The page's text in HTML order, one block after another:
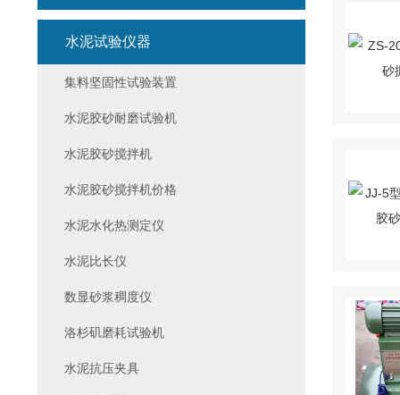
水泥试验仪器
集料坚固性试验装置
水泥胶砂耐磨试验机
水泥胶砂搅拌机
水泥胶砂搅拌机价格
水泥水化热测定仪
水泥比长仪
数显砂浆稠度仪
洛杉矶磨耗试验机
水泥抗压夹具